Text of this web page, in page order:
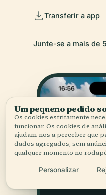
Transferir a app
Junte-se a mais de
Um pequeno pedido
Os cookies estritamente
funcionar. Os cookies de
ajudam-nos a perceber que
dados agregados, sem
qualquer momento no
Personalizar